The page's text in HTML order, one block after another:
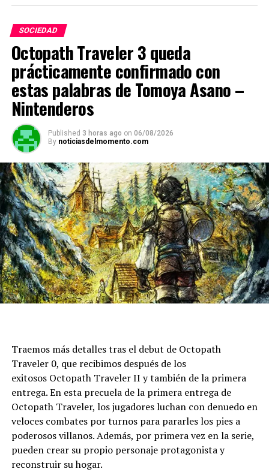
s
A
p
p
b
o
o
k
m
k
ar
tir
SOCIEDAD
Octopath Traveler 3 queda
prácticamente confirmado con
estas palabras de Tomoya Asano –
Nintenderos
Published 3 horas ago on 06/08/2026
By noticiasdelmomento.com
Traemos más detalles tras el debut de Octopath
Traveler 0, que recibimos después de los
exitosos Octopath Traveler II y también de la primera
entrega. En esta precuela de la primera entrega de
Octopath Traveler, los jugadores luchan con denuedo en
veloces combates por turnos para pararles los pies a
poderosos villanos. Además, por primera vez en la serie,
pueden crear su propio personaje protagonista y
reconstruir su hogar.